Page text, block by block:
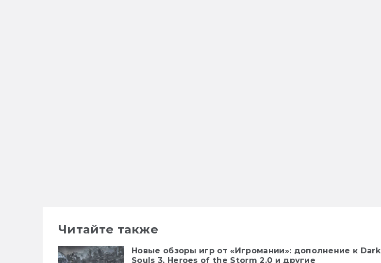
Читайте также
Новые обзоры игр от «Игромании»: дополнение к Dark
Souls 3, Heroes of the Storm 2.0 и другие